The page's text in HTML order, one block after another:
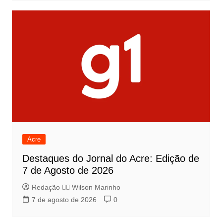
Acre
Destaques do Jornal do Acre: Edição de
7 de Agosto de 2026
Redação 👨‍⚖️​ Wilson Marinho
7 de agosto de 2026
0